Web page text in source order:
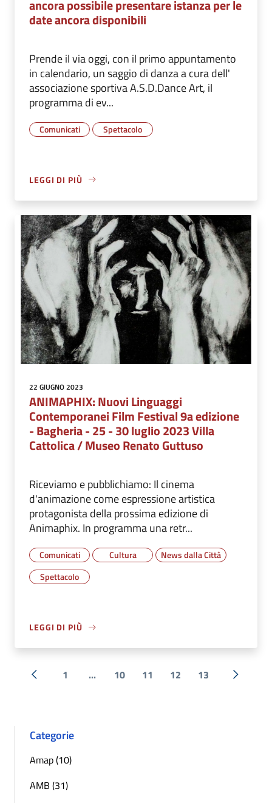
ancora possibile presentare istanza per le
date ancora disponibili
Prende il via oggi, con il primo appuntamento
in calendario, un saggio di danza a cura dell'
associazione sportiva A.S.D.Dance Art, il
programma di ev...
Comunicati Spettacolo
LEGGI DI PIÙ
22 GIUGNO 2023
ANIMAPHIX: Nuovi Linguaggi
Contemporanei Film Festival 9a edizione
- Bagheria - 25 - 30 luglio 2023 Villa
Cattolica / Museo Renato Guttuso
Riceviamo e pubblichiamo: Il cinema
d'animazione come espressione artistica
protagonista della prossima edizione di
Animaphix. In programma una retr...
Comunicati Cultura
News dalla Città
Spettacolo
LEGGI DI PIÙ
« Precedente
1 ... 10 11 12 13
Categorie
Amap (10)
AMB (31)